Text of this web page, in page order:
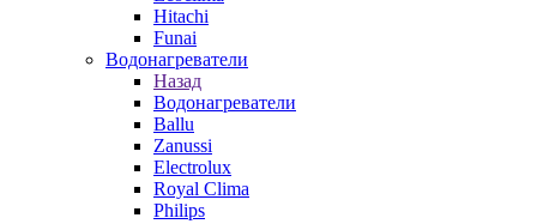
Hitachi
Funai
Водонагреватели
Назад
Водонагреватели
Ballu
Zanussi
Electrolux
Royal Clima
Philips